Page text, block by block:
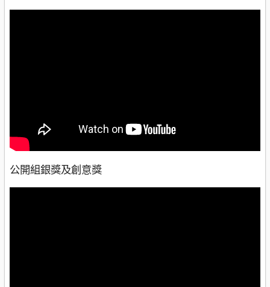
公開組銀獎及創意獎